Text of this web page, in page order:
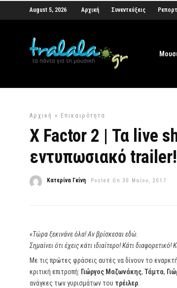
August 5, 2026 Αρχική Συνεντεύξεις
Αρχική » Επικαιρότητα
X Factor 2 | Τα live
εντυπωσιακό trailer!
Κατερίνα Γκίνη Posted On 30 Μαΐου, 2017
«Τώρα ξεκινάνε όλα! Αν βρίσκεσαι εδώ.
Σημαίνει ότι έχεις κάτι ιδιαίτερο! Κάτι διαφορετικό!
Με τις πρώτες φράσεις αυτές να δίνουν το
κριτική επιτροπή: Γιώργος Μαζωνάκης, Τάμτα,
ανάγκες των γυρισμάτων του τρέιλερ